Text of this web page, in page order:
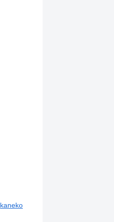
kaneko